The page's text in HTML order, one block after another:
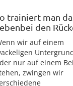
trainiert man
den
wir auf einem
nur auf einem
zwingen wir